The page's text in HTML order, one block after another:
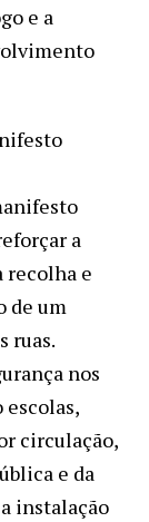
e a
a
recolha e
de um
ruas.
nos
circulação,
e da
instalação